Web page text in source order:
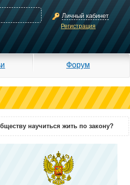
Личный кабинет
Регистрация
Форум
научиться жить по закону?